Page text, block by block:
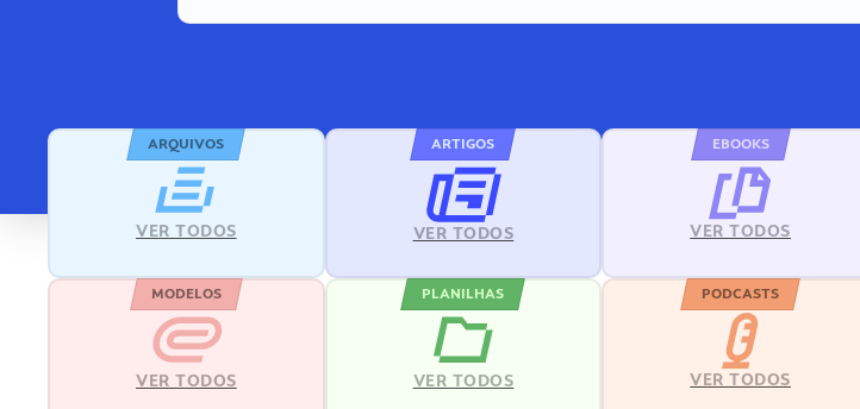
ARQUIVOS
VER TODOS
ARTIGOS
VER TODOS
EBOOKS
VER TODOS
MODELOS
VER TODOS
PLANILHAS
VER TODOS
PODCASTS
VER TODOS